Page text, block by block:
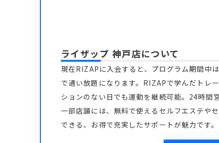
ライザップ 神戸店について
現在RIZAPに入会すると、プログラム期間
で通い放題になります。RIZAPで学んだトレ
ションのない日でも運動を継続可能。24時間
一部店舗には、無料で使えるセルフエステや
できる、お得で充実したサポートが魅力です。